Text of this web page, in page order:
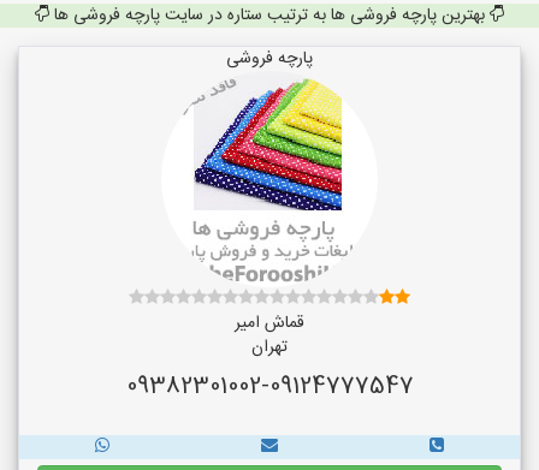
بهترین پارچه فروشی ها به ترتیب ستاره در سایت پارچه فروشی ها
پارچه فروشی
قماش امیر
تهران
09382301002-09124777547